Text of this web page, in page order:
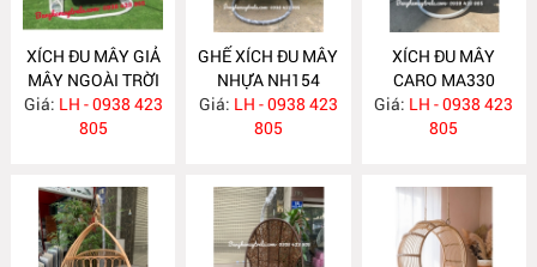
XÍCH ĐU MÂY GIẢ
MÂY NGOÀI TRỜI
NH155
Giá: LH - 0938 423
805
GHẾ XÍCH ĐU MÂY
NHỰA NH154
Giá: LH - 0938 423
805
XÍCH ĐU MÂY
CARO MA330
Giá: LH - 0938 423
805